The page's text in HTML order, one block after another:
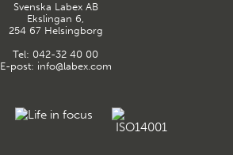
Svenska Labex AB
Ekslingan 6,
254 67 Helsingborg
Tel: 042-32 40 00
E-post: info@labex.com